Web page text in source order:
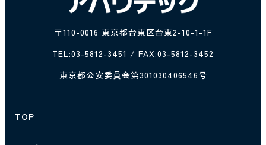
〒110-0016 東京都台東区台東2-10-1-1F
TEL:03-5812-3451 / FAX:03-5812-3452
東京都公安委員会第301030406546号
TOP